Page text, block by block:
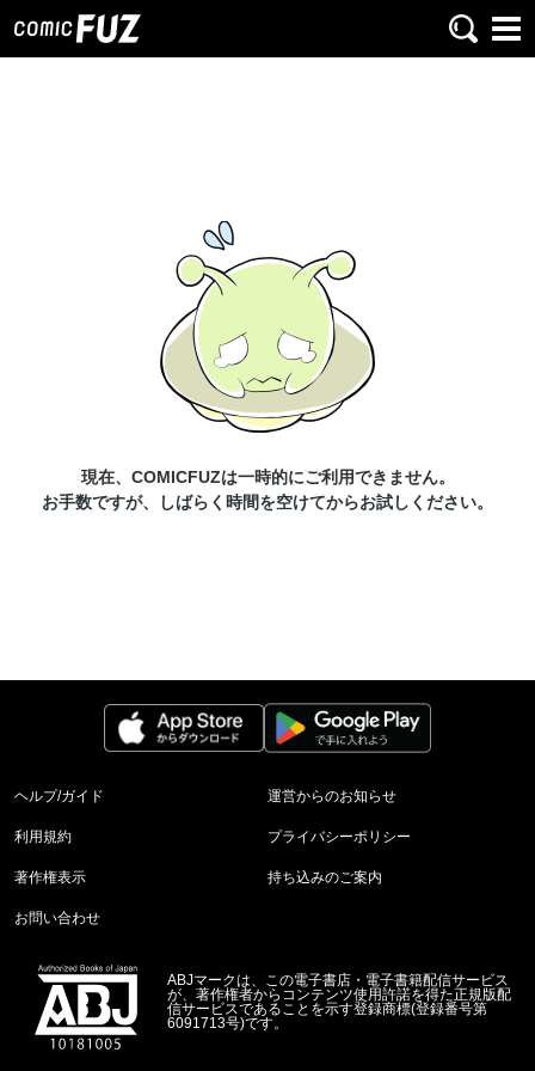
現在、COMICFUZは一時的にご利用できません。
お手数ですが、しばらく時間を空けてからお試しください。
ヘルプ/ガイド 運営からのお知らせ
利用規約 プライバシーポリシー
著作権表示 持ち込みのご案内
お問い合わせ
ABJマークは、この電子書店・電子書籍配信サービス
が、著作権者からコンテンツ使用許諾を得た正規版配
信サービスであることを示す登録商標(登録番号第
6091713号)です。